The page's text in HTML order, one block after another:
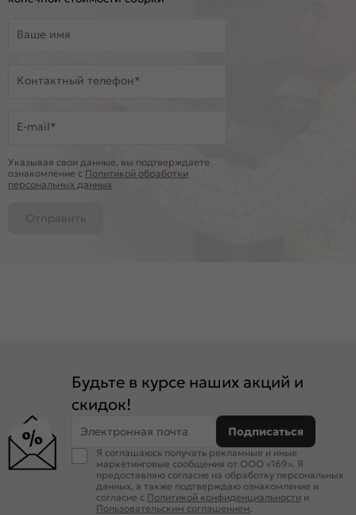
Ваше имя
Контактный телефон*
E-mail*
Указывая свои данные, вы подтверждаете
ознакомление c Политикой обработки
персональных данных
Отправить
Будьте в курсе наших акций и
скидок!
Электронная почта Подписаться
Я соглашаюсь получать рекламные и иные
маркетинговые сообщения от ООО «169». Я
предоставляю согласие на обработку персональных
данных, а также подтверждаю ознакомление и
согласие с Политикой конфиденциальности и
Пользовательским соглашением